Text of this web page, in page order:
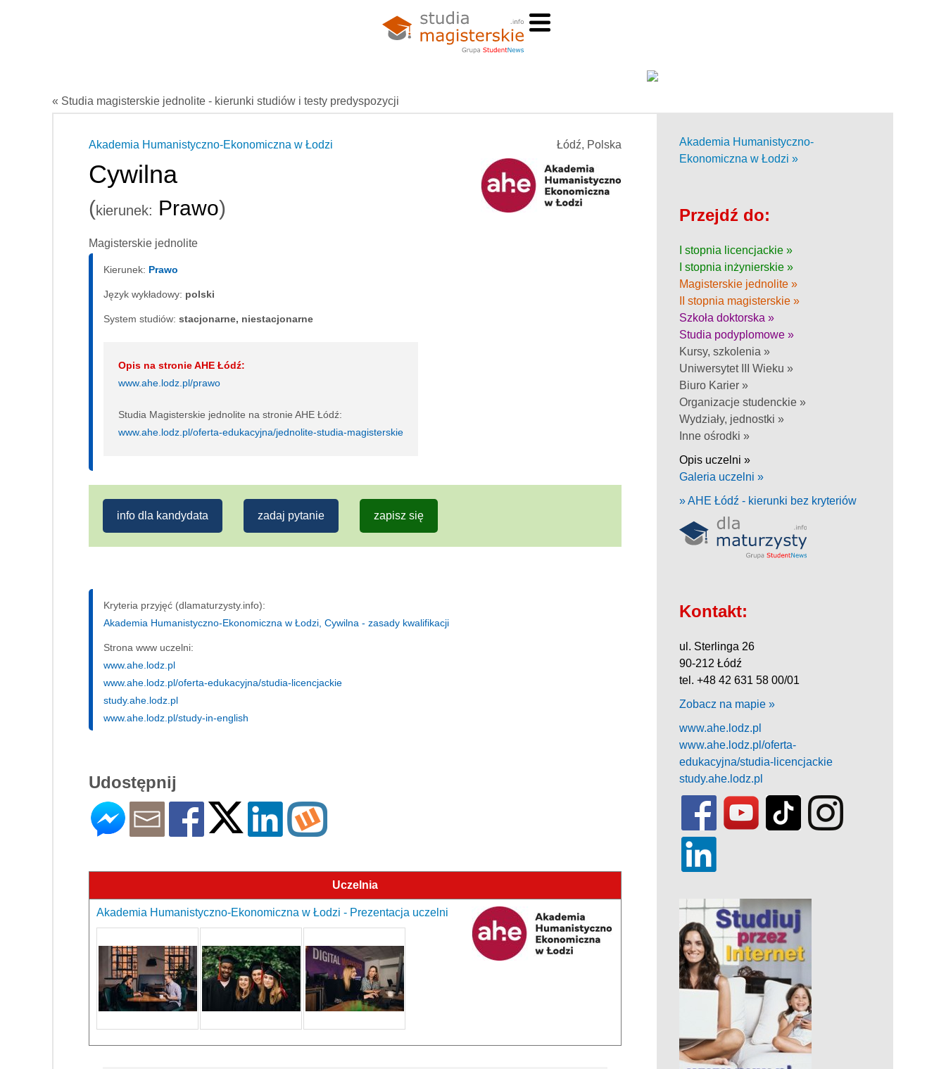
« Studia magisterskie jednolite - kierunki studiów i testy predyspozycji
Łódź, Polska
Akademia Humanistyczno-Ekonomiczna w Łodzi
Cywilna
(kierunek: Prawo)
Magisterskie jednolite
Kierunek: Prawo
Język wykładowy: polski
System studiów: sta­cjo­nar­ne, nie­sta­cjo­nar­ne
Opis na stronie AHE Łódź:
www.ahe.lodz.pl/prawo
Studia Magisterskie jednolite na stronie AHE Łódź:
www.ahe.lodz.pl/oferta-edukacyjna/jednolite-studia-magisterskie
info dla kandydata zadaj pytanie zapisz się
Kryteria przyjęć (dlamaturzysty.info):
Akademia Humanistyczno-Ekonomiczna w Łodzi, Cywilna - zasady kwalifikacji
Strona www uczelni:
www.ahe.lodz.pl
www.ahe.lodz.pl/oferta-edukacyjna/studia-licencjackie
study.ahe.lodz.pl
www.ahe.lodz.pl/study-in-english
Udostępnij
Uczelnia
Akademia Humanistyczno-Ekonomiczna w Łodzi - Prezentacja uczelni
Akademia Humanistyczno-
Ekonomiczna w Łodzi »
Przejdź do:
I stopnia licencjackie »
I stopnia inżynierskie »
Magisterskie jednolite »
II stopnia magisterskie »
Szkoła doktorska »
Studia podyplomowe »
Kursy, szkolenia »
Uniwersytet III Wieku »
Biuro Karier »
Organizacje studenckie »
Wydziały, jednostki »
Inne ośrodki »
Opis uczelni »
Galeria uczelni »
» AHE Łódź - kierunki bez kryteriów
Kontakt:
ul. Sterlinga 26
90-212 Łódź
tel. +48 42 631 58 00/01
Zobacz na mapie »
www.ahe.lodz.pl
www.ahe.lodz.pl/oferta-
edukacyjna/studia-licencjackie
study.ahe.lodz.pl